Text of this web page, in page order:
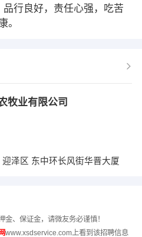
行良好，责任心强，吃苦
。
牧业有限公司
迎泽区 东中环长风街华晋大厦
、保证金，请微友务必谨慎！
www.xsdservice.com上看到该招聘信息